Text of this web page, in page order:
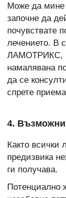
Може да
започне да
почувствате
лечението. В
ЛАМОТРИКС,
намалявана
да се
спрете
4. Възможни
Както всички
предизвика
ги получава.
Потенциално